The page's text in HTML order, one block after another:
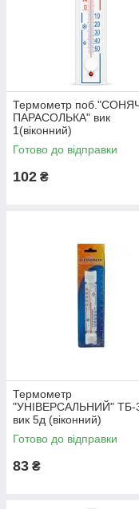
Термометр
ПАРАСОЛЬКА" вик
1(віконний)
Готово до відправки
102 ₴
Термометр
"УНІВЕРСАЛЬНИЙ" ТБ-
вик 5д (віконний)
Готово до відправки
83 ₴